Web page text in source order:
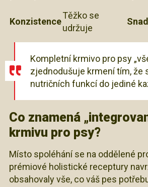
Konzistence
Těžko se
udržuje
Kompletní krmivo pro psy
zjednodušuje krmení tím, že
nutričních funkcí do jediné
Co znamená
krmivu pro psy?
Místo spoléhání se na oddělené
prémiové holistické receptury
obsahovaly vše, co váš pes